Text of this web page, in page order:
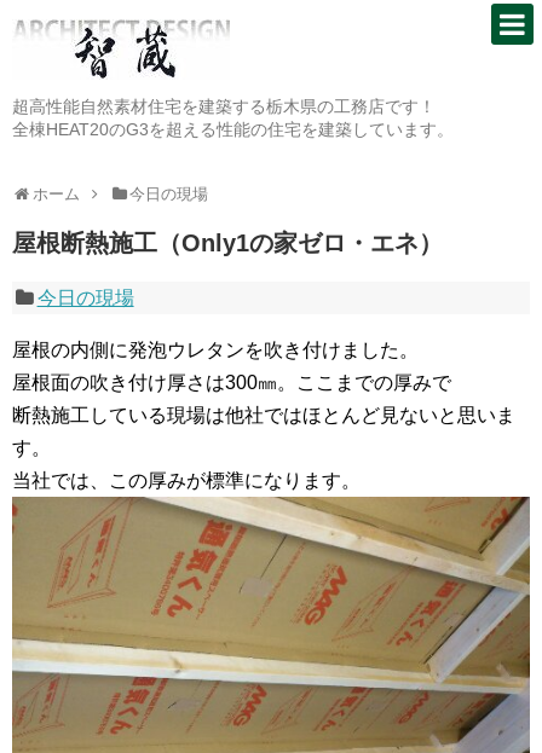
超高性能自然素材住宅を建築する栃木県の工務店です！
全棟HEAT20のG3を超える性能の住宅を建築しています。
ホーム 今日の現場
屋根断熱施工（Only1の家ゼロ・エネ）
今日の現場
屋根の内側に発泡ウレタンを吹き付けました。
屋根面の吹き付け厚さは300㎜。ここまでの厚みで
断熱施工している現場は他社ではほとんど見ないと思いま
す。
当社では、この厚みが標準になります。